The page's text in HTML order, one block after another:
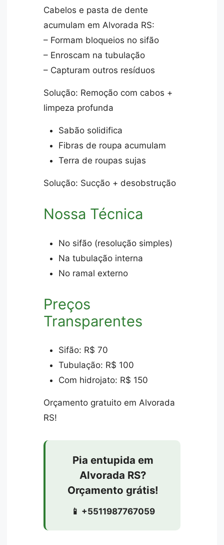
Cabelos e pasta de dente
acumulam em Alvorada RS:
– Formam bloqueios no sifão
– Enroscam na tubulação
– Capturam outros resíduos
Solução: Remoção com cabos +
limpeza profunda
Sabão solidifica
Fibras de roupa acumulam
Terra de roupas sujas
Solução: Sucção + desobstrução
Nossa Técnica
No sifão (resolução simples)
Na tubulação interna
No ramal externo
Preços
Transparentes
Sifão: R$ 70
Tubulação: R$ 100
Com hidrojato: R$ 150
Orçamento gratuito em Alvorada
RS!
Pia entupida em
Alvorada RS?
Orçamento grátis!
📱 +5511987767059